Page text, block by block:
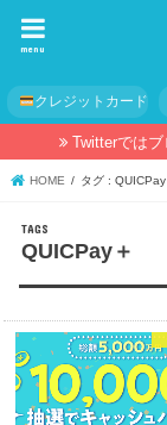
menu
クレジットカード
Twitterでは
HOME タグ : QUICPay
QUICPay＋